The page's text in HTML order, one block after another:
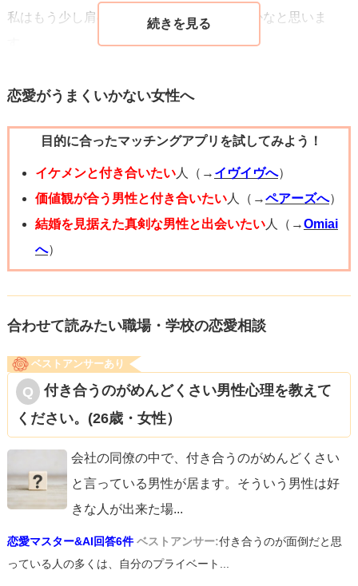
私はもう少し肩の力を抜いてみてもいいのかなと思いま
けやすかったり、接しやすいのではないかと思います。
話すことを意識してみてもいいかもしれません。
私も今までを振り返ってみると、「恋愛相手を見つけた
い！」「この人と付き合いたい！」と思いながら行動する
と気持ちが入りすぎて普段の自分からかけ離れ、うまくい
かない日々が多かったです。
逆に、ただ話すことを楽しんだり、気が抜けて自然体でい
るときの方がまわりから声をかけられることが多かったで
す。
す。
いろんな方がアドバイスをくださると思うので、ひとまず
素直にすべて試してみるといいかもしれません！
恋愛がうまくいかない女性へ
目的に合ったマッチングアプリを試してみよう！
イケメンと付き合いたい人（→ イヴイヴへ）
価値観が合う男性と付き合いたい人（→ペアーズへ）
結婚を見据えた真剣な男性と出会いたい人（→Omiai
へ）
合わせて読みたい職場・学校の恋愛相談
ベストアンサーあり
付き合うのがめんどくさい男性心理を教えて
ください。(26歳・女性）
会社の同僚の中で、付き合うのがめんどくさい
と言っている男性が居ます。そういう男性は好
きな人が出来た場...
恋愛マスター&AI回答6件 ベストアンサー:付き合うのが面倒だと思
っている人の多くは、自分のプライベート...